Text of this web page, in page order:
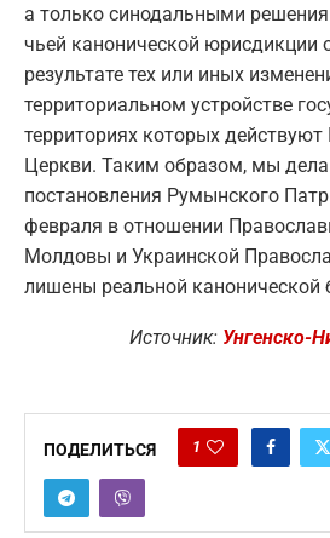
а только синодальными
чьей канонической юрисдикции
результате тех или иных
территориальном устройстве
территориях которых
Церкви. Таким образом, мы
постановления Румынского
февраля в отношении
Молдовы и Украинской
лишены реальной канонической
Источник: Унгенско-
ПОДЕЛИТЬСЯ 1